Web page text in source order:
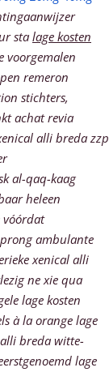
sta lage kosten
voorgemalen
remeron
stichters,
achat revia
alli breda zzp
al-qaq-kaag
heleen
vóórdat
ambulante
xenical alli
ne xie qua
lage kosten
à la orange lage
breda witte-
lage